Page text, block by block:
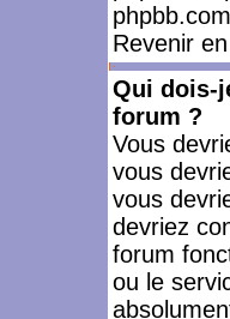
Revenir
Qui dois-
forum ?
Vous
vous
vous
devriez
forum
ou le